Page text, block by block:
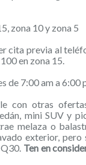
zona 10 y zona 5
cita previa al
en zona 15.
de 7:00 am a
con otras
mini SUV y
melaza o
exterior,
Ten en